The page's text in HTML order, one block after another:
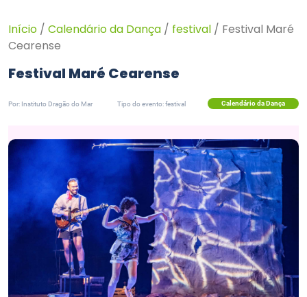
Início / Calendário da Dança / festival / Festival Maré
Cearense
Festival Maré Cearense
Por: Instituto Dragão do Mar Tipo do evento: festival Calendário da Dança